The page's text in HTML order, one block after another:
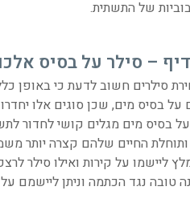
של התשתית.
– סילר על בסיס
סילרים חשוב לדעת כי באופן
על בסיס מים, שכן סוגים אלו
בסיס מים מגלים קושי לחדור
החיים שלהם קצרה יותר
ליישמו על קירות ואילו סילר
טובה נגד הכתמה וניתן ליישמם